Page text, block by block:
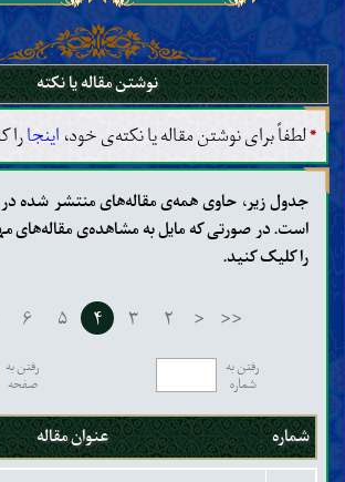
نوشتن مقاله یا نکته
*لطفاً برای نوشتن مقاله یا نکته‌ی خود، اینجارا
جدول زیر، حاوی همه‌ی مقاله‌های منتشر شده در
است. در صورتی که مایل به مشاهده‌ی مقاله‌های
را کلیک کنید.
<<
< ۲ ۳ ۴ ۵ ۶
رفتن به
شماره
رفتن به
صفحه
شماره عنوان مقاله